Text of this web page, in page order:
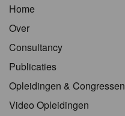
Home
Over
Consultancy
Publicaties
Opleidingen & Congressen
Video Opleidingen